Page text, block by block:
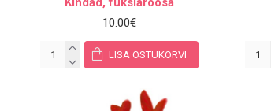
10.00€
LISA OSTUKORVI